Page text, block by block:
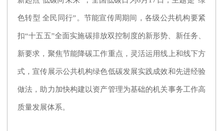
色转型 全民同行”。节能宣传周期间，各级公共机构要紧
扣“十五五”全面实施碳排放双控制度的新形势、新任务、
新要求，聚焦节能降碳工作重点，灵活运用线上和线下方
式，宣传展示公共机构绿色低碳发展实践成效和先进经验
做法，助力加快构建以资产管理为基础的机关事务工作高
质量发展体系。